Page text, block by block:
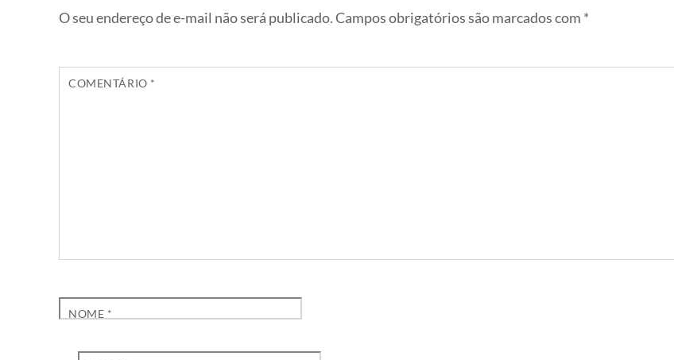
O seu endereço de e-mail não será publicado.Campos obrigatórios são marcados com *
COMENTÁRIO *
NOME *